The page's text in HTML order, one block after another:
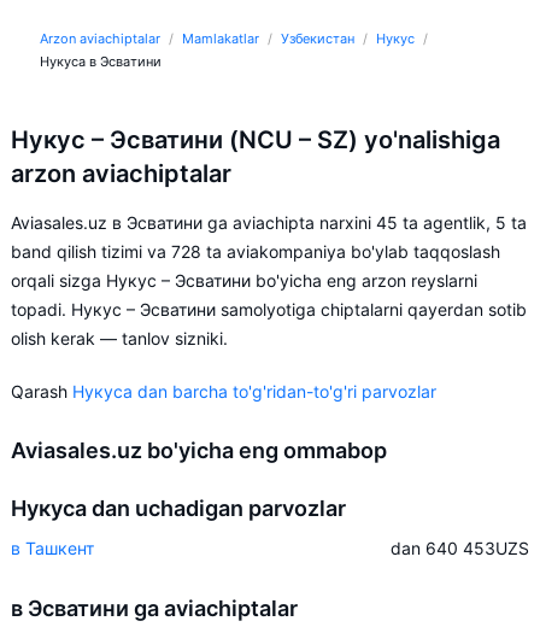
Arzon aviachiptalar Mamlakatlar Узбекистан
Нукус
Нукуса в Эсватини
Нукус – Эсватини (NCU – SZ) yo'nalishiga
arzon aviachiptalar
Aviasales.uz в Эсватини ga aviachipta narxini 45 ta agentlik, 5 ta
band qilish tizimi va 728 ta aviakompaniya bo'ylab taqqoslash
orqali sizga Нукус – Эсватини bo'yicha eng arzon reyslarni
topadi. Нукус – Эсватини samolyotiga chiptalarni qayerdan sotib
olish kerak — tanlov sizniki.
Qarash Нукуса dan barcha to'g'ridan-to'g'ri parvozlar
Aviasales.uz bo'yicha eng ommabop
Нукуса dan uchadigan parvozlar
в Ташкент dan 640 453UZS
в Эсватини ga aviachiptalar